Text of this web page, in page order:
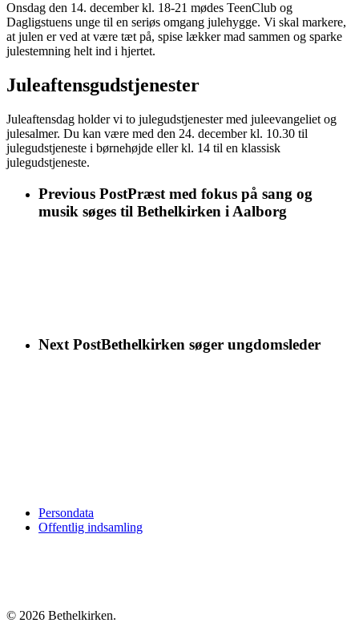
Onsdag den 14. december kl. 18-21 mødes TeenClub og
Dagligstuens unge til en seriøs omgang julehygge. Vi skal markere,
at julen er ved at være tæt på, spise lækker mad sammen og sparke
julestemning helt ind i hjertet.
Juleaftensgudstjenester
Juleaftensdag holder vi to julegudstjenester med juleevangeliet og
julesalmer. Du kan være med den 24. december kl. 10.30 til
julegudstjeneste i børnehøjde eller kl. 14 til en klassisk
julegudstjeneste.
Previous PostPræst med fokus på sang og
musik søges til Bethelkirken i Aalborg
Next PostBethelkirken søger ungdomsleder
Persondata
Offentlig indsamling
© 2026 Bethelkirken.